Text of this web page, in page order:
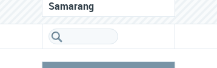
Samarang